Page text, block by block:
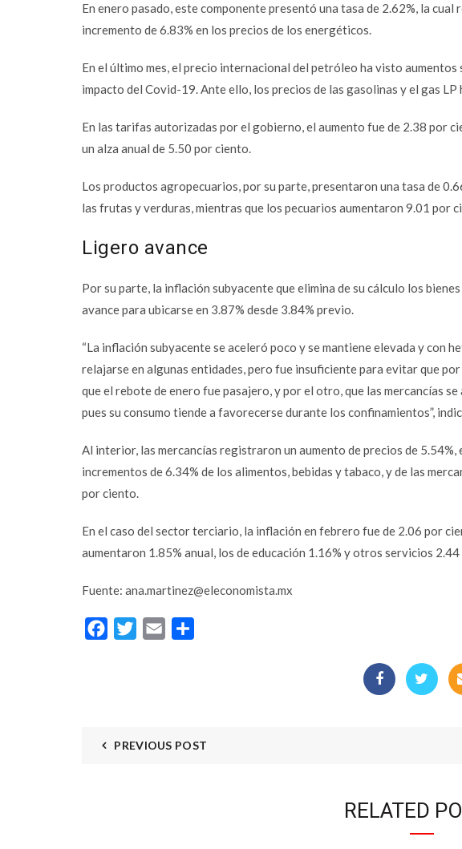
En enero pasado, este componente presentó una tasa de 2.62%, la
incremento de 6.83% en los precios de los energéticos.
En el último mes, el precio internacional del petróleo ha visto
impacto del Covid-19. Ante ello, los precios de las gasolinas y el gas
En las tarifas autorizadas por el gobierno, el aumento fue de 2.38 por
un alza anual de 5.50 por ciento.
Los productos agropecuarios, por su parte, presentaron una tasa de
las frutas y verduras, mientras que los pecuarios aumentaron 9.01 por
Ligero avance
Por su parte, la inflación subyacente que elimina de su cálculo los
avance para ubicarse en 3.87% desde 3.84% previo.
“La inflación subyacente se aceleró poco y se mantiene elevada y con
relajarse en algunas entidades, pero fue insuficiente para evitar que
que el rebote de enero fue pasajero, y por el otro, que las mercancías
pues su consumo tiende a favorecerse durante los confinamientos”,
Al interior, las mercancías registraron un aumento de precios de
incrementos de 6.34% de los alimentos, bebidas y tabaco, y de las
por ciento.
En el caso del sector terciario, la inflación en febrero fue de 2.06 por
aumentaron 1.85% anual, los de educación 1.16% y otros servicios
Fuente: ana.martinez@eleconomista.mx
FacebookTwitterEmail
PREVIOUS POST
RELATED